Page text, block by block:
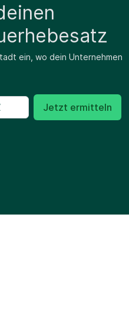
ein, wo dein Unternehmen
Jetzt ermitteln